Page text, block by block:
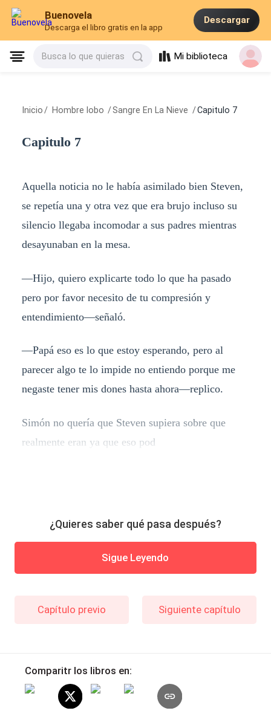
Buenovela
Descarga el libro gratis en la app
Descargar
Busca lo que quieras Mi biblioteca
Inicio / Hombre lobo /Sangre En La Nieve /Capitulo 7
Capitulo 7
Aquella noticia no le había asimilado bien Steven,
se repetía una y otra vez que era brujo incluso su
silencio llegaba incomodar a sus padres mientras
desayunaban en la mesa.
—Hijo, quiero explicarte todo lo que ha pasado
pero por favor necesito de tu compresión y
entendimiento—señaló.
—Papá eso es lo que estoy esperando, pero al
parecer algo te lo impide no entiendo porque me
negaste tener mis dones hasta ahora—replico.
Simón no quería que Steven supiera sobre que
realmente eran ya que eso pod
¿Quieres saber qué pasa después?
Sigue Leyendo
Capítulo previo Siguiente capítulo
Comparitr los libros en: